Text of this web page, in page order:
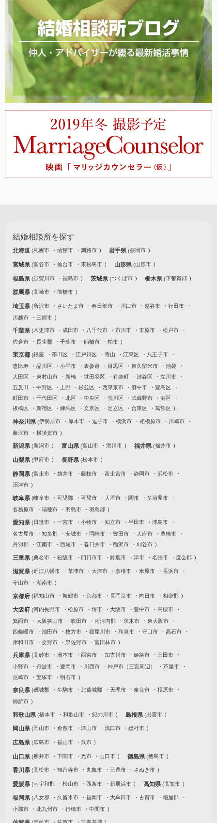
結婚相談所を探す
北海道 札幌市 函館市 釧路市 岩手県 盛岡市
宮城県 富谷市 仙台市 東松島市 山形県 山形市
福島県 須賀川市 福島市 茨城県 つくば市 栃木県 下都賀郡
群馬県 高崎市 前橋市
埼玉県 所沢市 さいたま市 春日部市 川口市 越谷市
行田市
川越市
三郷市
千葉県 木更津市 成田市 八千代市 市川市 市原市
松戸市
佐倉市
長生郡 千葉市 船橋市 柏市
東京都 銀座 墨田区 江戸川区 青山 江東区
八王子市
恵比寿
品川区 小平市 表参道 目黒区 東久留米市
池袋
大田区
東村山市 新橋 世田谷区 有楽町 渋谷区
立川市
五反田
中野区 上野 杉並区 西東京市 府中市
豊島区
町田市
千代田区 北区 中央区 荒川区 武蔵野市
港区
板橋区
新宿区 練馬区 文京区 足立区 台東区 葛飾区
神奈川県 伊勢原市 厚木市 逗子市 横浜市 相模原市
川崎市
藤沢市
横須賀市
新潟県 新潟市 富山県 富山市 滑川市 福井県 福井市
山梨県 甲府市 長野県 松本市
静岡県 富士市 袋井市 藤枝市 富士宮市 静岡市
浜松市
沼津市
岐阜県 岐阜市 可児郡 可児市 大垣市 関市
多治見市
各務原市
瑞穂市 羽島市 羽島郡
愛知県 日進市 一宮市 小牧市 知立市 半田市
津島市
名古屋市
知多郡 安城市 岡崎市 豊田市 大府市
豊橋市
丹羽郡
江南市 西尾市 春日井市 稲沢市 刈谷市
三重県 桑名市 松阪市 四日市市 鈴鹿市 津市 名張市 度会郡
滋賀県 近江八幡市 草津市 大津市 彦根市 米原市
長浜市
守山市
湖南市
京都府 福知山市 舞鶴市 京都市 長岡京市 向日市 相楽郡
大阪府 河内長野市 松原市 堺市 大阪市 豊中市
高槻市
箕面市
大阪狭山市 吹田市 南河内郡 茨木市
東大阪市
四條畷市
池田市 枚方市 寝屋川市 和泉市 守口市
高石市
岸和田市
交野市 泉佐野市 富田林市
兵庫県 高砂市 洲本市 西宮市 加古川市 姫路市
三田市
小野市
丹波市 豊岡市 川西市 神戸市（三宮周辺）
芦屋市
尼崎市
宝塚市 明石市
奈良県 磯城郡 生駒市 北葛城郡 天理市 奈良市
橿原市
御所市
和歌山県 橋本市 和歌山市 紀の川市 島根県 出雲市
岡山県 岡山市 倉敷市 津山市 浅口市 総社市
広島県 広島市 福山市 呉市
山口県 柳井市 下関市 光市 山口市 徳島県 徳島市
香川県 高松市 観音寺市 丸亀市 三豊市 さぬき市
愛媛県 南宇和郡 松山市 西条市 新居浜市 高知県 高知市
福岡県 八女郡 久留米市 福岡市 大牟田市 古賀市
糟屋郡
小郡市
北九州市 行橋市 中間市